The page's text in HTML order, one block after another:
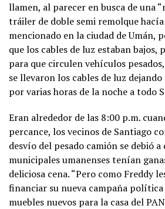
llamen, al parecer en busca de una
tráiler de doble semi remolque
mencionado en la ciudad de Umán,
que los cables de luz estaban bajos,
para que circulen vehículos
se llevaron los cables de luz
por varias horas de la noche a todo
Eran alrededor de las 8:00 p.m.
percance, los vecinos de Santiago
desvío del pesado camión se debió
municipales umanenses tenían
deliciosa cena. “Pero como Freddy
financiar su nueva campaña
muebles nuevos para la casa del